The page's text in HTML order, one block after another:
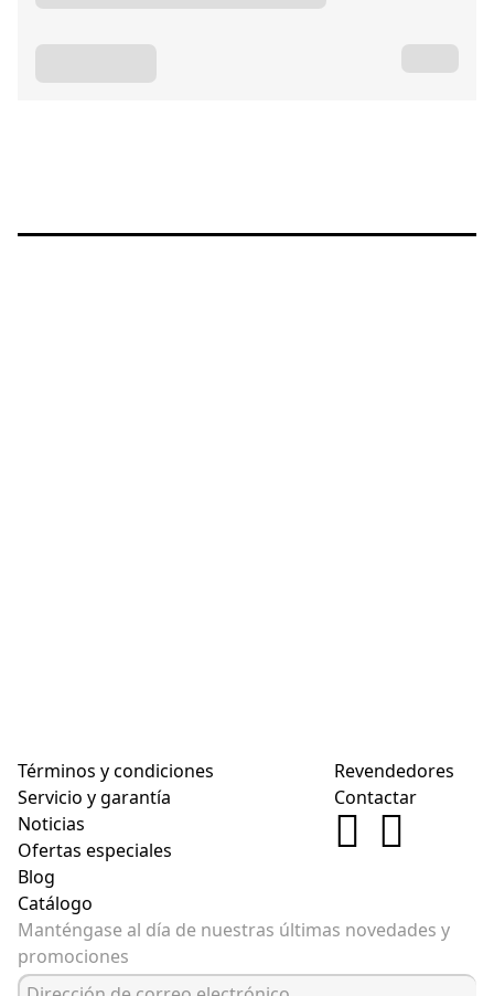
Términos y condiciones
Servicio y garantía
Noticias
Ofertas especiales
Blog
Catálogo
Revendedores
Contactar
Manténgase al día de nuestras últimas novedades y
promociones